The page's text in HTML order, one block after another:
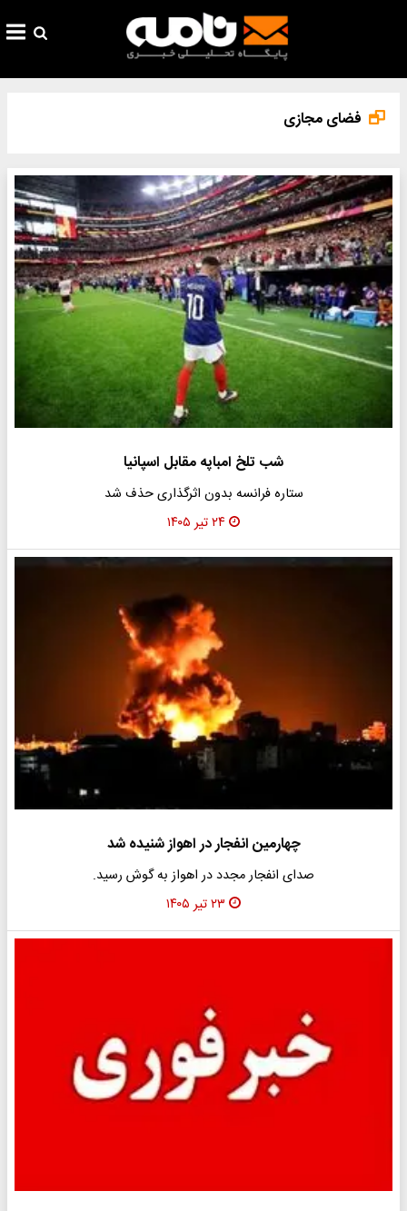
فضای مجازی
شب تلخ امباپه مقابل اسپانیا
ستاره فرانسه بدون اثرگذاری حذف شد
۲۴ تیر ۱۴۰۵
چهارمین انفجار در اهواز شنیده شد
صدای انفجار مجدد در اهواز به گوش رسید.
۲۳ تیر ۱۴۰۵